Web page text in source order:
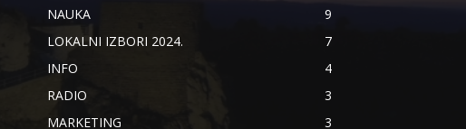
NAUKA
9
LOKALNI IZBORI 2024.
7
INFO
4
RADIO
3
MARKETING
3